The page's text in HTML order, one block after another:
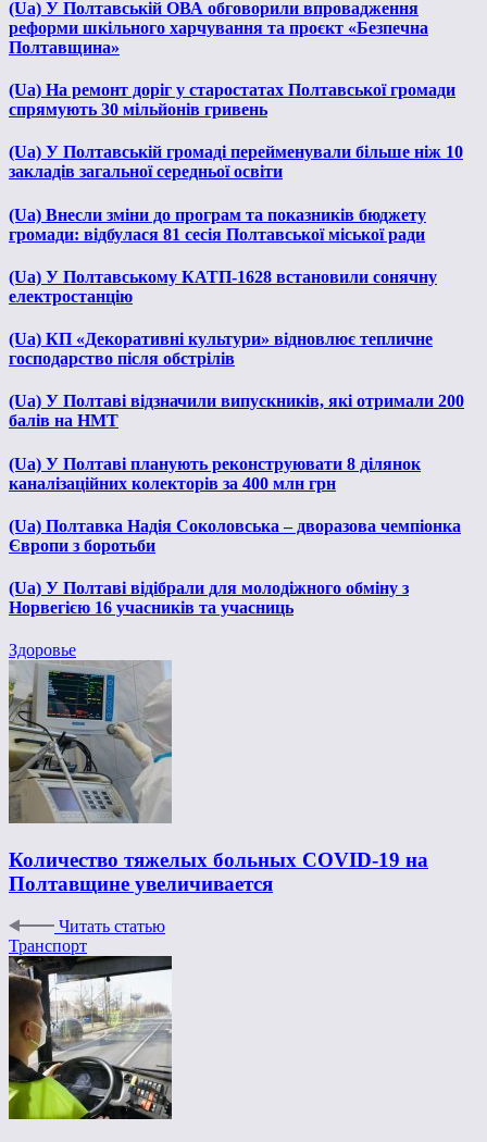
(Ua) У Полтавській ОВА обговорили впровадження
реформи шкільного харчування та проєкт «Безпечна
Полтавщина»
(Ua) На ремонт доріг у старостатах Полтавської громади
спрямують 30 мільйонів гривень
(Ua) У Полтавській громаді перейменували більше ніж 10
закладів загальної середньої освіти
(Ua) Внесли зміни до програм та показників бюджету
громади: відбулася 81 сесія Полтавської міської ради
(Ua) У Полтавському КАТП-1628 встановили сонячну
електростанцію
(Ua) КП «Декоративні культури» відновлює тепличне
господарство після обстрілів
(Ua) У Полтаві відзначили випускників, які отримали 200
балів на НМТ
(Ua) У Полтаві планують реконструювати 8 ділянок
каналізаційних колекторів за 400 млн грн
(Ua) Полтавка Надія Соколовська – дворазова чемпіонка
Європи з боротьби
(Ua) У Полтаві відібрали для молодіжного обміну з
Норвегією 16 учасників та учасниць
Здоровье
Количество тяжелых больных COVID-19 на
Полтавщине увеличивается
Читать статью
Транспорт